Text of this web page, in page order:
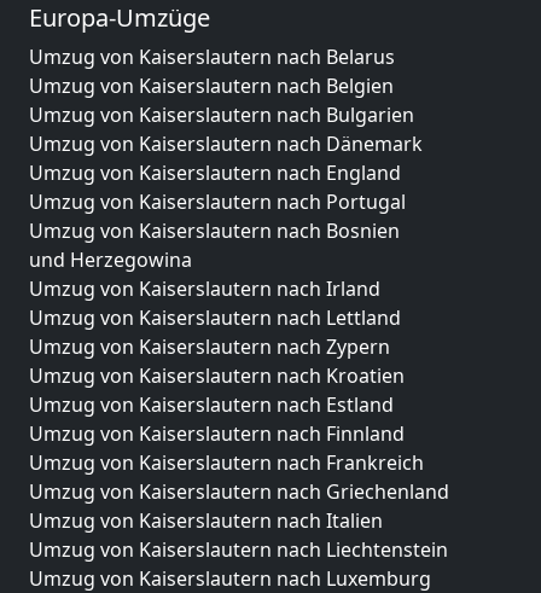
Europa-Umzüge
Umzug von Kaiserslautern nach Belarus
Umzug von Kaiserslautern nach Belgien
Umzug von Kaiserslautern nach Bulgarien
Umzug von Kaiserslautern nach Dänemark
Umzug von Kaiserslautern nach England
Umzug von Kaiserslautern nach Portugal
Umzug von Kaiserslautern nach Bosnien
und Herzegowina
Umzug von Kaiserslautern nach Irland
Umzug von Kaiserslautern nach Lettland
Umzug von Kaiserslautern nach Zypern
Umzug von Kaiserslautern nach Kroatien
Umzug von Kaiserslautern nach Estland
Umzug von Kaiserslautern nach Finnland
Umzug von Kaiserslautern nach Frankreich
Umzug von Kaiserslautern nach Griechenland
Umzug von Kaiserslautern nach Italien
Umzug von Kaiserslautern nach Liechtenstein
Umzug von Kaiserslautern nach Luxemburg